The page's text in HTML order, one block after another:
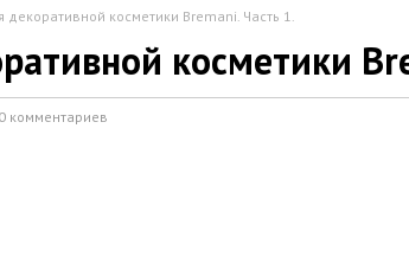
декоративной косметики Bremani. Часть 1.
косметики
0 комментариев